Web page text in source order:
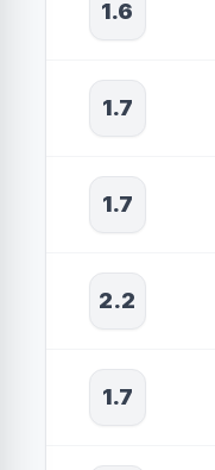
1.6
1.7
1.7
2.2
1.7